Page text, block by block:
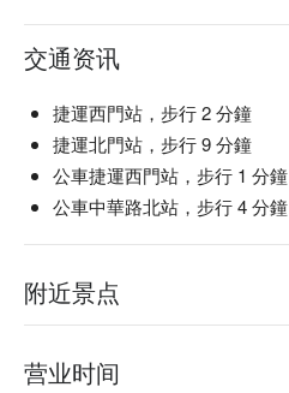
交通资讯
捷運西門站，步行 2 分鐘
捷運北門站，步行 9 分鐘
公車捷運西門站，步行 1 分鐘
公車中華路北站，步行 4 分鐘
附近景点
营业时间